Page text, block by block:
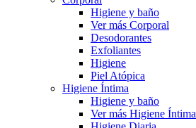
Higiene y baño
Ver más Corporal
Desodorantes
Exfoliantes
Higiene
Piel Atópica
Higiene Íntima
Higiene y baño
Ver más Higiene Íntima